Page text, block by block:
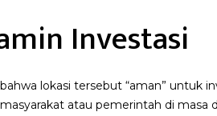
Investasi
lokasi tersebut “aman” untuk
atau pemerintah di masa